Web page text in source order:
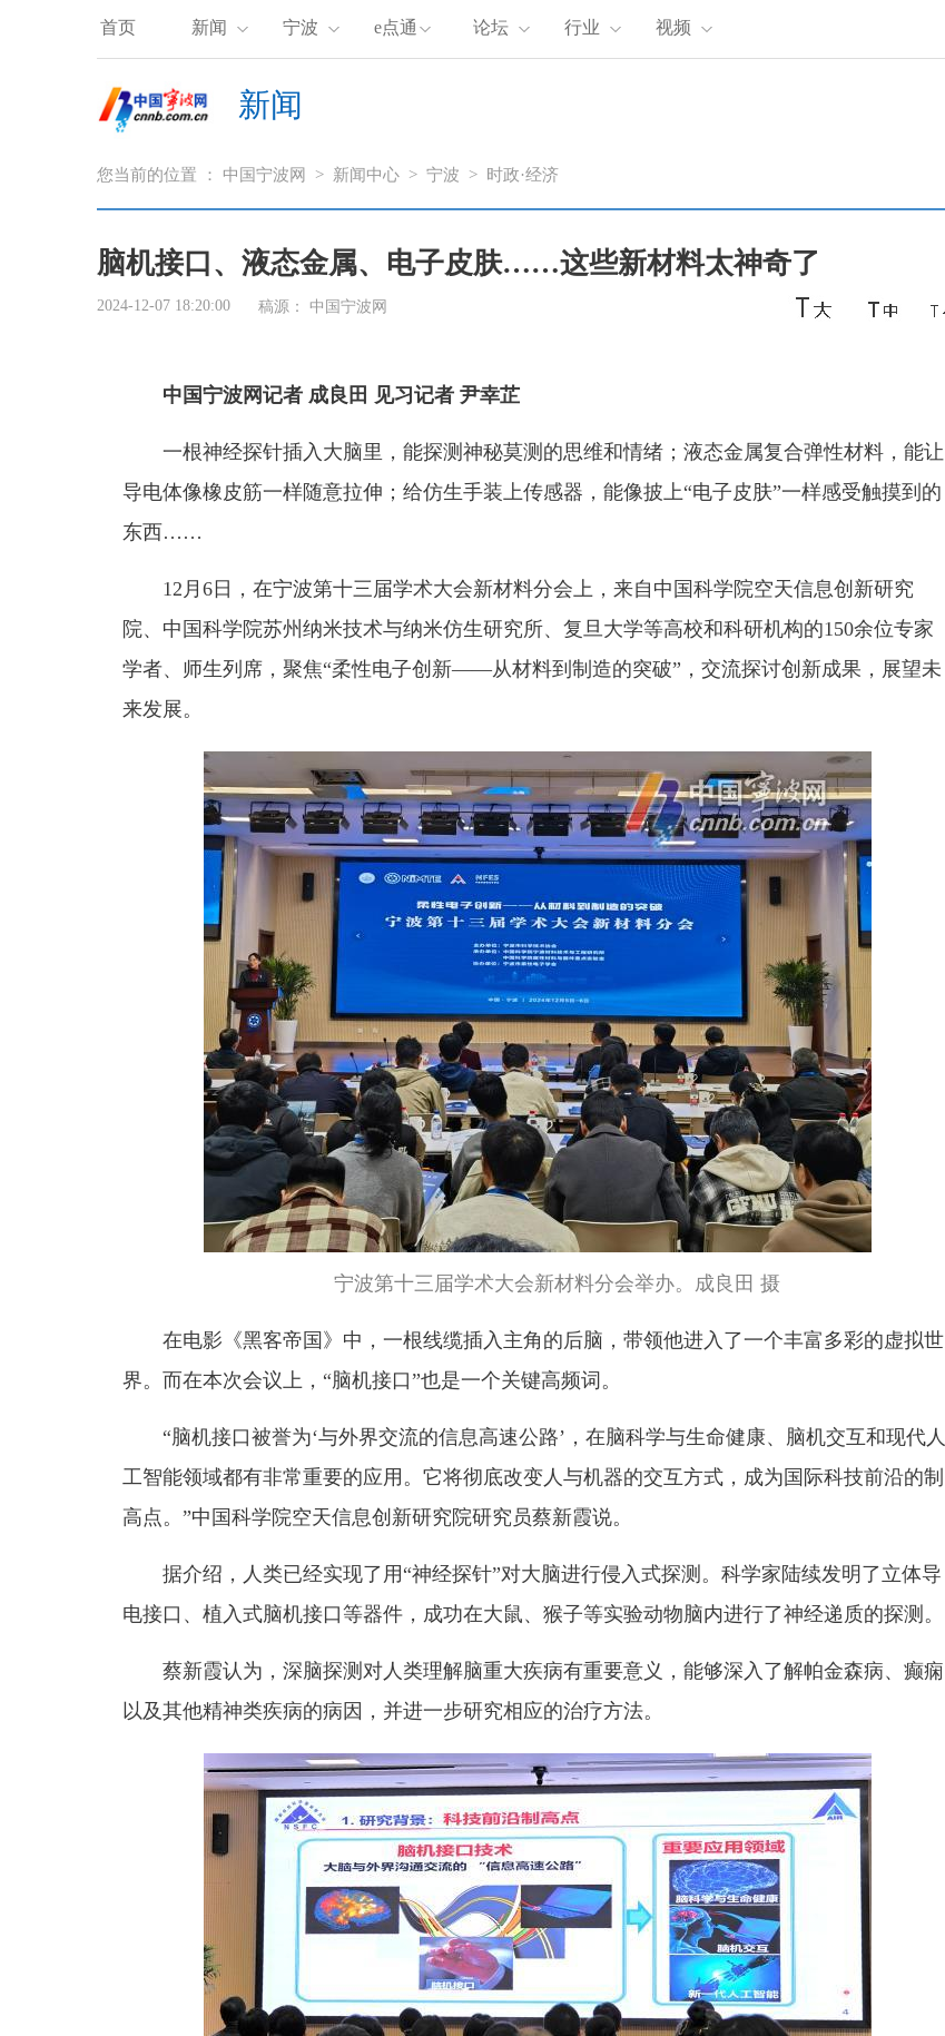
首页 新闻 宁波 e点通 论坛 行业 视频
新闻
您当前的位置 ： 中国宁波网 > 新闻中心 > 宁波 > 时政·经济
脑机接口、液态金属、电子皮肤……这些新材料太神奇了
2024-12-07 18:20:00 稿源： 中国宁波网
中国宁波网记者 成良田 见习记者 尹幸芷
一根神经探针插入大脑里，能探测神秘莫测的思维和情绪；液态金属复合弹性材料，能让
导电体像橡皮筋一样随意拉伸；给仿生手装上传感器，能像披上“电子皮肤”一样感受触摸到的
东西……
12月6日，在宁波第十三届学术大会新材料分会上，来自中国科学院空天信息创新研究
院、中国科学院苏州纳米技术与纳米仿生研究所、复旦大学等高校和科研机构的150余位专家
学者、师生列席，聚焦“柔性电子创新——从材料到制造的突破”，交流探讨创新成果，展望未
来发展。
宁波第十三届学术大会新材料分会举办。成良田 摄
在电影《黑客帝国》中，一根线缆插入主角的后脑，带领他进入了一个丰富多彩的虚拟世
界。而在本次会议上，“脑机接口”也是一个关键高频词。
“脑机接口被誉为‘与外界交流的信息高速公路’，在脑科学与生命健康、脑机交互和现代人
工智能领域都有非常重要的应用。它将彻底改变人与机器的交互方式，成为国际科技前沿的制
高点。”中国科学院空天信息创新研究院研究员蔡新霞说。
据介绍，人类已经实现了用“神经探针”对大脑进行侵入式探测。科学家陆续发明了立体导
电接口、植入式脑机接口等器件，成功在大鼠、猴子等实验动物脑内进行了神经递质的探测。
蔡新霞认为，深脑探测对人类理解脑重大疾病有重要意义，能够深入了解帕金森病、癫痫
以及其他精神类疾病的病因，并进一步研究相应的治疗方法。